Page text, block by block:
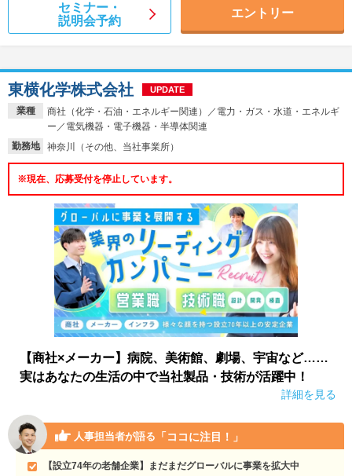
セミナー・
説明会予約
エントリー
業種
商社（化学・石油・エネルギー関連）／電力・ガス・水道・エネルギ
ー／電気機器・電子機器・半導体関連
勤務地
神奈川（その他、当社事業所）
東横化学株式会社 UPDATE
※現在、応募受付を停止しています。
【商社×メーカー】病院、美術館、劇場、宇宙など……
実はあなたの生活の中で当社製品・技術が活躍中！
詳細を見る
人事担当者が語る 「ココに注目！」
【設立74年の老舗企業】まだまだグローバルに事業を拡大中